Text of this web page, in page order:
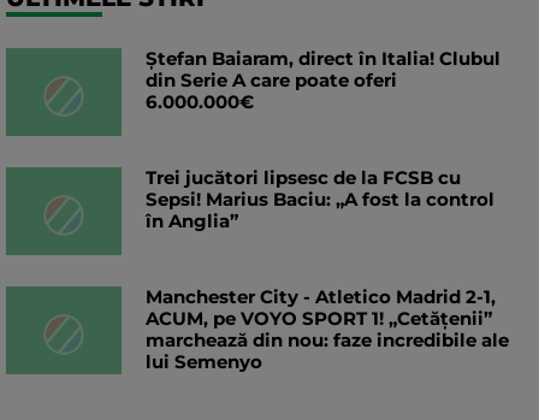
Ștefan Baiaram, direct în Italia! Clubul
din Serie A care poate oferi
6.000.000€
Trei jucători lipsesc de la FCSB cu
Sepsi! Marius Baciu: „A fost la control
în Anglia”
Manchester City - Atletico Madrid 2-1,
ACUM, pe VOYO SPORT 1! „Cetățenii”
marchează din nou: faze incredibile ale
lui Semenyo